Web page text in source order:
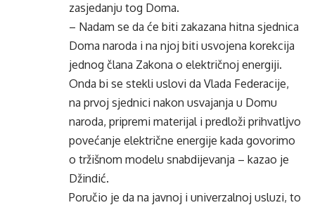
zasjedanju tog Doma.
– Nadam se da će biti zakazana hitna sjednica
Doma naroda i na njoj biti usvojena korekcija
jednog člana Zakona o električnoj energiji.
Onda bi se stekli uslovi da Vlada Federacije,
na prvoj sjednici nakon usvajanja u Domu
naroda, pripremi materijal i predloži prihvatljvo
povećanje električne energije kada govorimo
o tržišnom modelu snabdijevanja – kazao je
Džindić.
Poručio je da na javnoj i univerzalnoj usluzi, to